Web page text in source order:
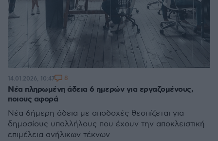
Νέα πληρωμένη άδεια 6 ημερών για εργαζομένους,
ποιους αφορά
Νέα 6ήμερη άδεια με αποδοχές θεσπίζεται για
δημοσίους υπαλλήλους που έχουν την αποκλειστική
επιμέλεια ανήλικων τέκνων
14.01.2026, 10:47 8